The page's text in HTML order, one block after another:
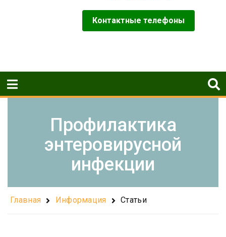
Контактные телефоны
Профилактика
энтеровирусной
инфекции
Главная Информация Статьи